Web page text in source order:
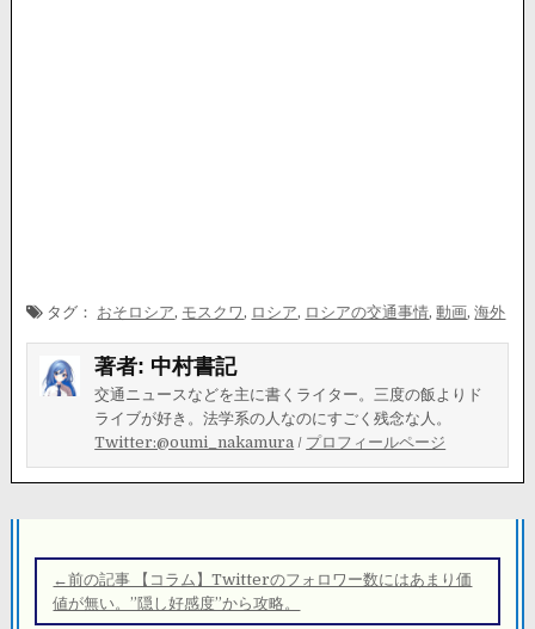
タグ： おそロシア, モスクワ , ロシア, ロシアの交通事情,動画,海外
著者: 中村書記
交通ニュースなどを主に書くライター。三度の飯よりド
ライブが好き。法学系の人なのにすごく残念な人。
Twitter:@oumi_nakamura / プロフィールページ
稿
ナ
←前の記事 【コラム】Twitterのフォロワー数にはあまり価
値が無い。”隠し好感度”から攻略。